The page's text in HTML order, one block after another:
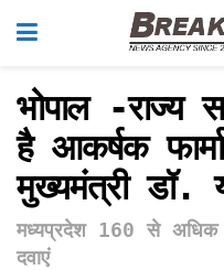
भोपाल -राज्य
है आकर्षक
मुख्यमंत्री डॉ.
मध्यप्रदेश 160 से अधिक
दवाएं